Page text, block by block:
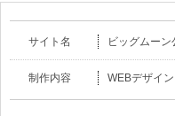
ホー
サイト名 ビッグムーン
制作内容 WEBデザイ